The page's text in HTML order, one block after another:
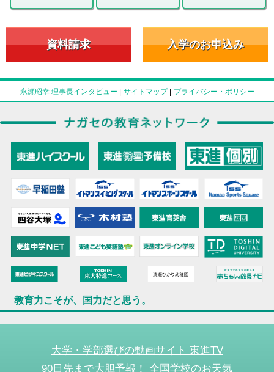
資料請求 入学のお申込み
永瀬昭幸 理事長インタビュー | サイトマップ| プライバシー・ポリシー
教育力こそが、国力だと思う。
大学・学部選びの動画サイト 東進TV
90日先まで大胆予報！ 全国学校のお天気